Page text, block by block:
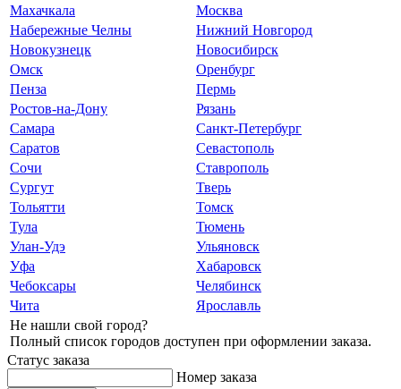
Махачкала
Москва
Набережные Челны
Нижний Новгород
Новокузнецк
Новосибирск
Омск
Оренбург
Пенза
Пермь
Ростов-на-Дону
Рязань
Самара
Санкт-Петербург
Саратов
Севастополь
Сочи
Ставрополь
Сургут
Тверь
Тольятти
Томск
Тула
Тюмень
Улан-Удэ
Ульяновск
Уфа
Хабаровск
Чебоксары
Челябинск
Чита
Ярославль
Не нашли свой город?
Полный список городов доступен при оформлении заказа.
Статус заказа
Номер заказа